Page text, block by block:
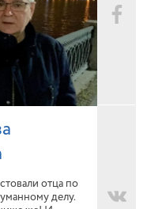
отца по
делу.